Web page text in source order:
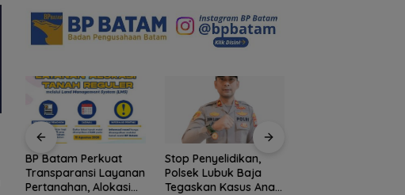
BP Batam Perkuat
Transparansi Layanan
Pertanahan, Alokasi
Stop Penyelidikan,
Polsek Lubuk Baja
Tegaskan Kasus Anak